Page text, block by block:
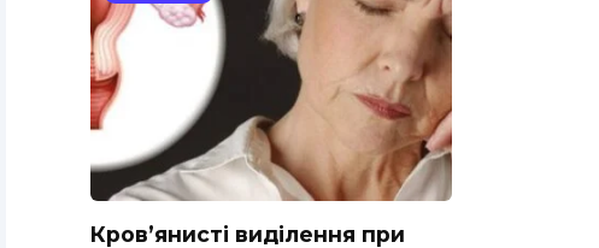
Кров’янисті виділення при